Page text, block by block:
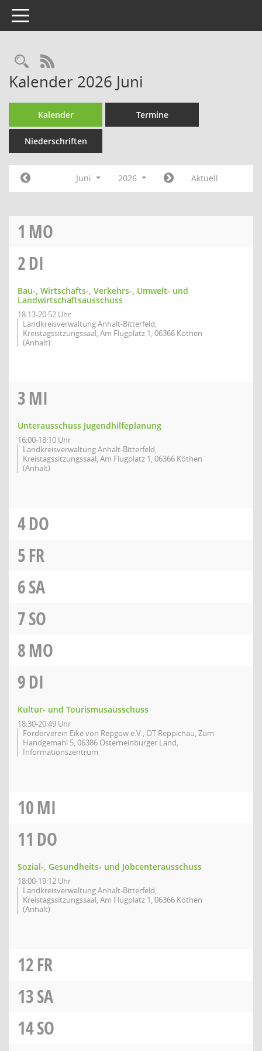
Toggle navigation
Rechercheauswahl
RSS-Feed
Kalender 2026 Juni
Kalender Termine
Niederschriften
Juni 2026 Aktuell
1 MO
2DI
Bau-, Wirtschafts-, Verkehrs-, Umwelt- und
Landwirtschaftsausschuss
18:13-20:52 Uhr
Landkreisverwaltung Anhalt-Bitterfeld,
Kreistagssitzungssaal, Am Flugplatz 1, 06366 Köthen
(Anhalt)
3MI
Unterausschuss Jugendhilfeplanung
16:00-18:10 Uhr
Landkreisverwaltung Anhalt-Bitterfeld,
Kreistagssitzungssaal, Am Flugplatz 1, 06366 Köthen
(Anhalt)
4DO
5FR
6SA
7SO
8MO
9DI
Kultur- und Tourismusausschuss
18:30-20:49 Uhr
Förderverein Eike von Repgow e.V., OT Reppichau, Zum
Handgemahl 5, 06386 Osterneinburger Land,
Informationszentrum
10MI
11 DO
Sozial-, Gesundheits- und Jobcenterausschuss
18:00-19:12 Uhr
Landkreisverwaltung Anhalt-Bitterfeld,
Kreistagssitzungssaal, Am Flugplatz 1, 06366 Köthen
(Anhalt)
12FR
13SA
14SO